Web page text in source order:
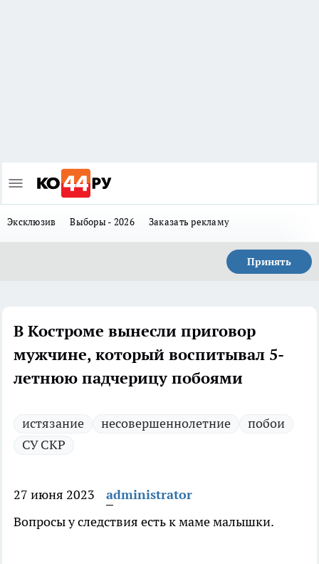
Эксклюзив Выборы - 2026 Заказать рекламу
Принять
В Костроме вынесли приговор
мужчине, который воспитывал 5-
летнюю падчерицу побоями
истязание несовершеннолетние
побои
СУ СКР
27 июня 2023
administrator
Вопросы у следствия есть к маме малышки.